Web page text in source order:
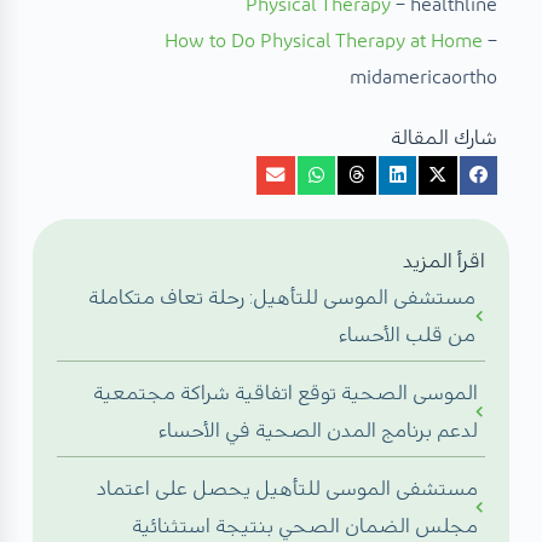
Physical Therapy – healthline
How to Do Physical Therapy at Home –
midamericaortho
شارك المقالة
اقرأ المزيد
مستشفى الموسى للتأهيل: رحلة تعاف متكاملة
من قلب الأحساء
الموسى الصحية توقع اتفاقية شراكة مجتمعية
لدعم برنامج المدن الصحية في الأحساء
مستشفى الموسى للتأهيل يحصل على اعتماد
مجلس الضمان الصحي بنتيجة استثنائية